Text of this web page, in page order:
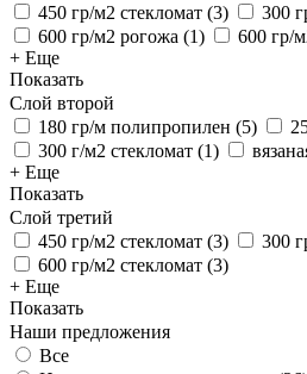
450 гр/м2 стекломат (3) 300
600 гр/м2 рогожа (1) 600 гр/
+ Еще
Показать
Слой второй
180 гр/м полипропилен (5)
300 г/м2 стекломат (1)
+ Еще
Показать
Слой третий
450 гр/м2 стекломат (3) 300
600 гр/м2 стекломат (3)
+ Еще
Показать
Наши предложения
Все